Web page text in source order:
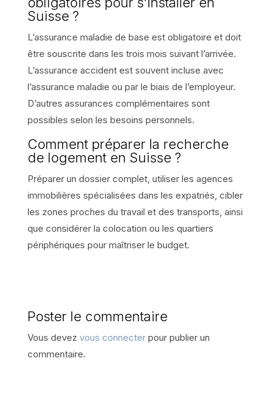
Suisse ?
L’assurance maladie de base est obligatoire et doit
être souscrite dans les trois mois suivant l’arrivée.
L’assurance accident est souvent incluse avec
l’assurance maladie ou par le biais de l’employeur.
D’autres assurances complémentaires sont
possibles selon les besoins personnels.
Comment préparer la recherche
de logement en Suisse ?
Préparer un dossier complet, utiliser les agences
immobilières spécialisées dans les expatriés, cibler
les zones proches du travail et des transports, ainsi
que considérer la colocation ou les quartiers
périphériques pour maîtriser le budget.
Poster le commentaire
Vous devez vous connecterpour publier un
commentaire.